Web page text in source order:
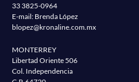
33 3825-0964
E-mail: Brenda López
blopez@kronaline.com.mx
MONTERREY
Libertad Oriente 506
Col. Independencia